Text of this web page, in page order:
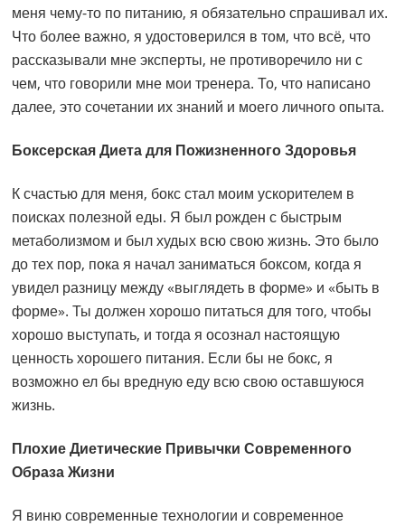
меня чему-то по питанию, я обязательно спрашивал их.
Что более важно, я удостоверился в том, что всё, что
рассказывали мне эксперты, не противоречило ни с
чем, что говорили мне мои тренера. То, что написано
далее, это сочетании их знаний и моего личного опыта.
Боксерская Диета для Пожизненного Здоровья
К счастью для меня, бокс стал моим ускорителем в
поисках полезной еды. Я был рожден с быстрым
метаболизмом и был худых всю свою жизнь. Это было
до тех пор, пока я начал заниматься боксом, когда я
увидел разницу между «выглядеть в форме» и «быть в
форме». Ты должен хорошо питаться для того, чтобы
хорошо выступать, и тогда я осознал настоящую
ценность хорошего питания. Если бы не бокс, я
возможно ел бы вредную еду всю свою оставшуюся
жизнь.
Плохие Диетические Привычки Современного
Образа Жизни
Я виню современные технологии и современное